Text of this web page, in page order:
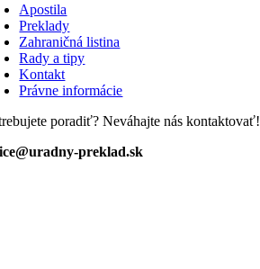
Apostila
Preklady
Zahraničná listina
Rady a tipy
Kontakt
Právne informácie
poradiť? Neváhajte nás kontaktovať!
preklad.sk